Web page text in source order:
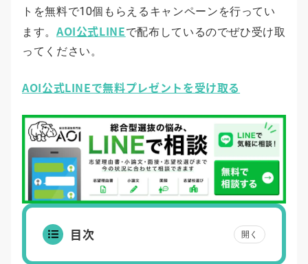
トを無料で10個もらえるキャンペーンを行ってい
ます。 AOI公式LINEで配布しているのでぜひ受け取
ってください。
AOI公式LINEで無料プレゼントを受け取る
目次 開く